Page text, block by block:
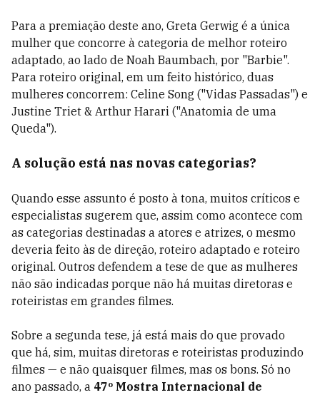
Para a premiação deste ano, Greta Gerwig é a única
mulher que concorre à categoria de melhor roteiro
adaptado, ao lado de Noah Baumbach, por "Barbie".
Para roteiro original, em um feito histórico, duas
mulheres concorrem: Celine Song ("Vidas Passadas") e
Justine Triet & Arthur Harari ("Anatomia de uma
Queda").
A solução está nas novas categorias?
Quando esse assunto é posto à tona, muitos críticos e
especialistas sugerem que, assim como acontece com
as categorias destinadas a atores e atrizes, o mesmo
deveria feito às de direção, roteiro adaptado e roteiro
original. Outros defendem a tese de que as mulheres
não são indicadas porque não há muitas diretoras e
roteiristas em grandes filmes.
Sobre a segunda tese, já está mais do que provado
que há, sim, muitas diretoras e roteiristas produzindo
filmes — e não quaisquer filmes, mas os bons. Só no
ano passado, a 47º Mostra Internacional de